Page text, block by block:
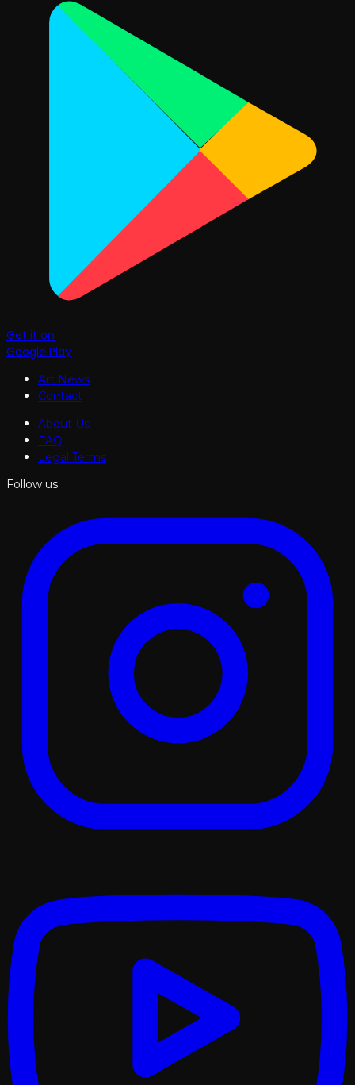
Get it on
Google Play
Art News
Contact
About Us
FAQ
Legal Terms
Follow us